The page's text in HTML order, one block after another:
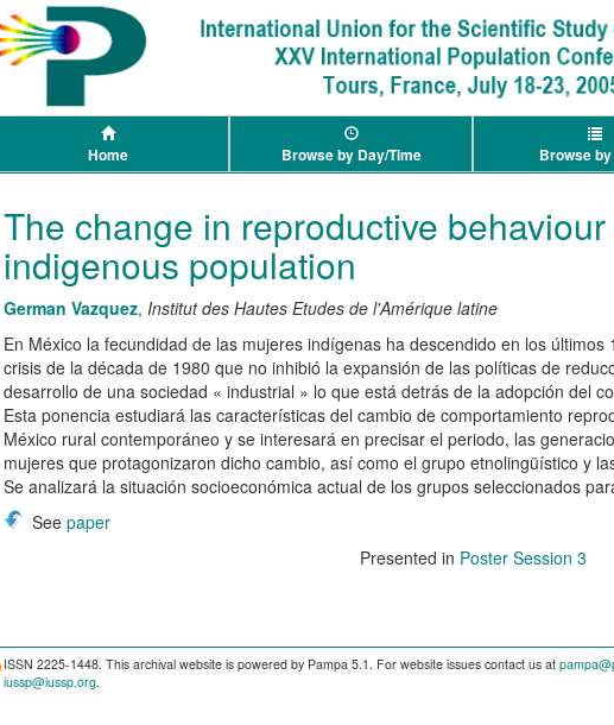
Home Browse by Day/Time Browse by
The change in reproductive behaviour
indigenous population
German Vazquez, Institut des Hautes Etudes de l'Amérique latine
En México la fecundidad de las mujeres indígenas ha descendido en los
crisis de la década de 1980 que no inhibió la expansión de las políticas de
desarrollo de una sociedad « industrial » lo que está detrás de la adopción del
Esta ponencia estudiará las características del cambio de comportamiento
México rural contemporáneo y se interesará en precisar el periodo, las
mujeres que protagonizaron dicho cambio, así como el grupo etnolingüístico y
Se analizará la situación socioeconómica actual de los grupos seleccionados
See paper
Presented in Poster Session 3
ISSN 2225-1448. This archival website is powered by Pampa 5.1. For website issues contact us at
iussp@iussp.org.